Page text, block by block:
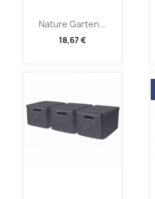
Nature Garten...
18,67 €